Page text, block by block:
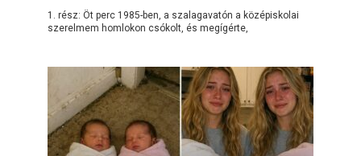
1. rész: Öt perc 1985-ben, a szalagavatón a középiskolai
szerelmem homlokon csókolt, és megígérte,